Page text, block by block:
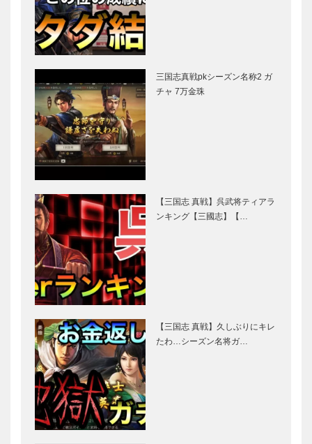
三国志真戦pkシーズン名称2 ガ
チャ 7万金珠
【三国志 真戦】呉武将ティアラ
ンキング【三國志】【…
【三国志 真戦】久しぶりにキレ
たわ…シーズン名将ガ…